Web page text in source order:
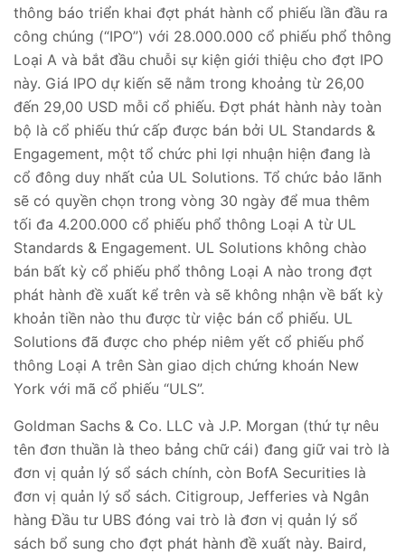
thông báo triển khai đợt phát hành cổ phiếu lần đầu ra
công chúng (“IPO”) với 28.000.000 cổ phiếu phổ thông
Loại A và bắt đầu chuỗi sự kiện giới thiệu cho đợt IPO
này. Giá IPO dự kiến sẽ nằm trong khoảng từ 26,00
đến 29,00 USD mỗi cổ phiếu. Đợt phát hành này toàn
bộ là cổ phiếu thứ cấp được bán bởi UL Standards &
Engagement, một tổ chức phi lợi nhuận hiện đang là
cổ đông duy nhất của UL Solutions. Tổ chức bảo lãnh
sẽ có quyền chọn trong vòng 30 ngày để mua thêm
tối đa 4.200.000 cổ phiếu phổ thông Loại A từ UL
Standards & Engagement. UL Solutions không chào
bán bất kỳ cổ phiếu phổ thông Loại A nào trong đợt
phát hành đề xuất kể trên và sẽ không nhận về bất kỳ
khoản tiền nào thu được từ việc bán cổ phiếu. UL
Solutions đã được cho phép niêm yết cổ phiếu phổ
thông Loại A trên Sàn giao dịch chứng khoán New
York với mã cổ phiếu “ULS”.
Goldman Sachs & Co. LLC và J.P. Morgan (thứ tự nêu
tên đơn thuần là theo bảng chữ cái) đang giữ vai trò là
đơn vị quản lý sổ sách chính, còn BofA Securities là
đơn vị quản lý sổ sách. Citigroup, Jefferies và Ngân
hàng Đầu tư UBS đóng vai trò là đơn vị quản lý sổ
sách bổ sung cho đợt phát hành đề xuất này. Baird,